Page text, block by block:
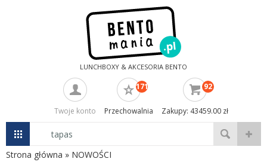
LUNCHBOXY & AKCESORIA BENTO
Twoje konto
171
Przechowalnia
92
Zakupy: 43459.00 zł
Strona główna » NOWOŚCI